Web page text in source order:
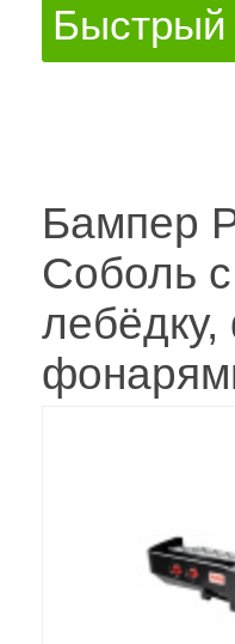
Быстрый
Бампер
Соболь